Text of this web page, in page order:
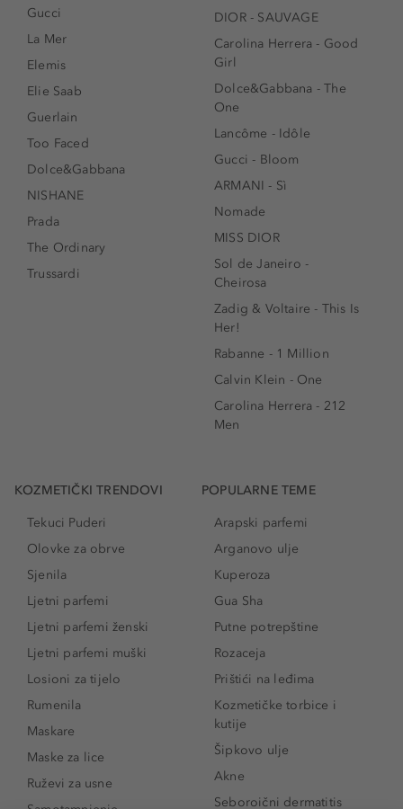
Gucci
La Mer
Elemis
Elie Saab
Guerlain
Too Faced
Dolce&Gabbana
NISHANE
Prada
The Ordinary
Trussardi
DIOR - SAUVAGE
Carolina Herrera - Good
Girl
Dolce&Gabbana - The
One
Lancôme - Idôle
Gucci - Bloom
ARMANI - Sì
Nomade
MISS DIOR
Sol de Janeiro -
Cheirosa
Zadig & Voltaire - This Is
Her!
Rabanne - 1 Million
Calvin Klein - One
Carolina Herrera - 212
Men
KOZMETIČKI TRENDOVI
Tekuci Puderi
Olovke za obrve
Sjenila
Ljetni parfemi
Ljetni parfemi ženski
Ljetni parfemi muški
Losioni za tijelo
Rumenila
Maskare
Maske za lice
Ruževi za usne
POPULARNE TEME
Arapski parfemi
Arganovo ulje
Kuperoza
Gua Sha
Putne potrepštine
Rozaceja
Prištići na leđima
Kozmetičke torbice i
kutije
Šipkovo ulje
Akne
Seboroični dermatitis